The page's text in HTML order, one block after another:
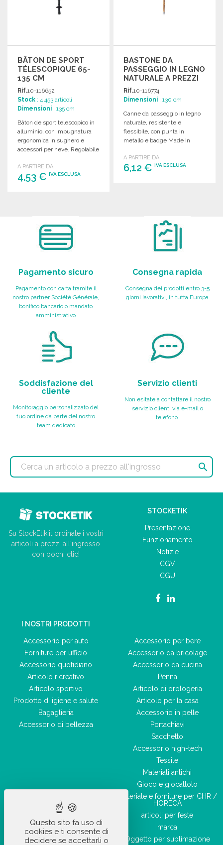
BÂTON DE SPORT
TÉLESCOPIQUE 65-
135 CM
Rif.10-116652
Stock : 4 453 articoli
Dimensioni : 135 cm
Bâton de sport telescopico in
alluminio, con impugnatura
ergonomica in sughero e
accessori per neve. Regolabile
A PARTIRE DA
4,53 € IVA ESCLUSA
BASTONE DA
PASSEGGIO IN LEGNO
NATURALE A PREZZI
ALL'INGROSSO
Rif.10-116774
Dimensioni : 130 cm
Canne da passeggio in legno
naturale, resistente e
flessibile, con punta in
metallo e badge Made In
A PARTIRE DA
6,12 €IVA ESCLUSA
Pagamento sicuro
Pagamento con carta tramite il
nostro partner Société Générale,
bonifico bancario o mandato
amministrativo
Consegna rapida
Consegna dei prodotti entro 3-5
giorni lavorativi, in tutta Europa
Soddisfazione del
cliente
Monitoraggio personalizzato del
tuo ordine da parte del nostro
team dedicato
Servizio clienti
Non esitate a contattare il nostro
servizio clienti via e-mail o
telefono.

Su StockEtik.it ordinate i vostri
articoli a prezzi all'ingrosso
con pochi clic!
STOCKETIK
Presentazione
Funzionamento
Notizie
CGV
CGU
I NOSTRI PRODOTTI
Accessorio per auto
Forniture per ufficio
Accessorio quotidiano
Articolo ricreativo
Articolo sportivo
Prodotto di igiene e salute
Bagaglieria
Accessorio di bellezza
Accessorio per bere
Accessorio da bricolage
Accessorio da cucina
Penna
Articolo di orologeria
Articolo per la casa
Accessorio in pelle
Portachiavi
Sacchetto
Accessorio high-tech
Tessile
Materiali antichi
Gioco e giocattolo
Materiale e forniture per CHR /
HORECA
articoli per feste
marca
Oggetto per sublimazione
Questo sito fa uso di
cookies e ti consente di
decidere se accettarli o